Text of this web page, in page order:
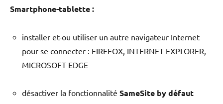
Smartphone-tablette :
installer et-ou utiliser un autre navigateur Internet
pour se connecter : FIREFOX, INTERNET EXPLORER,
MICROSOFT EDGE
désactiver la fonctionnalité SameSite by défaut